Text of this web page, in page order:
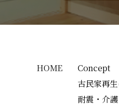
HOME
Concept
古民家再
耐震・介